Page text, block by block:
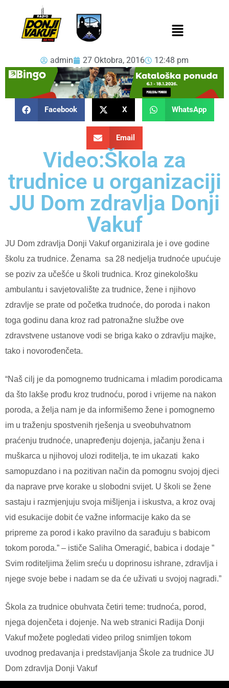
admin 27 Oktobra, 2016 12:48 pm
Facebook X WhatsApp
Email
Video:Škola za
trudnice u organizaciji
JU Dom zdravlja Donji
Vakuf
JU Dom zdravlja Donji Vakuf organizirala je i ove godine
školu za trudnice. Ženama sa 28 nedjelja trudnoće upućuje
se poziv za učešće u školi trudnica. Kroz ginekološku
ambulantu i savjetovalište za trudnice, žene i njihovo
zdravlje se prate od početka trudnoće, do poroda i nakon
toga godinu dana kroz rad patronažne službe ove
zdravstvene ustanove vodi se briga kako o zdravlju majke,
tako i novorođenčeta.
“Naš cilj je da pomognemo trudnicama i mladim porodicama
da što lakše prođu kroz trudnoću, porod i vrijeme na nakon
poroda, a želja nam je da informišemo žene i pomognemo
im u traženju spostvenih rješenja u sveobuhvatnom
praćenju trudnoće, unapređenju dojenja, jačanju žena i
muškarca u njihovoj ulozi roditelja, te im ukazati kako
samopuzdano i na pozitivan način da pomognu svojoj djeci
da naprave prve korake u slobodni svijet. U školi se žene
sastaju i razmjenjuju svoja mišljenja i iskustva, a kroz ovaj
vid esukacije dobit će važne informacije kako da se
pripreme za porod i kako pravilno da sarađuju s babicom
tokom poroda.” – ističe Saliha Omeragić, babica i dodaje ”
Svim roditeljima želim sreću u doprinosu ishrane, zdravlja i
njege svoje bebe i nadam se da će uživati u svojoj nagradi.”
Škola za trudnice obuhvata četiri teme: trudnoća, porod,
njega dojenčeta i dojenje. Na web stranici Radija Donji
Vakuf možete pogledati video prilog snimljen tokom
uvodnog predavanja i predstavljanja Škole za trudnice JU
Dom zdravlja Donji Vakuf